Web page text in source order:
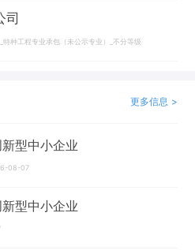
司
种工程专业承包（未公示专业）_不分等级
更多信息 >
型中小企业
08-07
型中小企业